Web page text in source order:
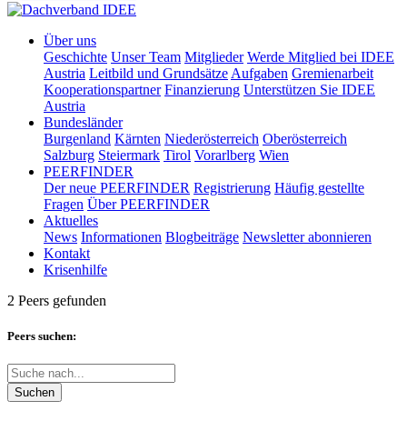
Über uns
Geschichte Unser Team Mitglieder Werde Mitglied bei IDEE
Austria Leitbild und Grundsätze Aufgaben Gremienarbeit
Kooperationspartner Finanzierung Unterstützen Sie IDEE
Austria
Bundesländer
Burgenland Kärnten Niederösterreich Oberösterreich
Salzburg Steiermark Tirol Vorarlberg Wien
PEERFINDER
Der neue PEERFINDER Registrierung Häufig gestellte
Fragen Über PEERFINDER
Aktuelles
News Informationen Blogbeiträge Newsletter abonnieren
Kontakt
Krisenhilfe
2 Peers gefunden
Peers suchen:
Suchen